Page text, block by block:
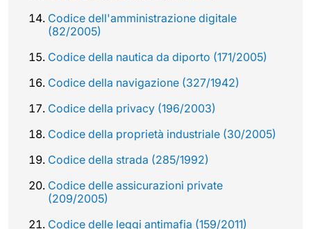
Codice dell'amministrazione digitale
(82/2005)
Codice della nautica da diporto (171/2005)
Codice della navigazione (327/1942)
Codice della privacy (196/2003)
Codice della proprietà industriale (30/2005)
Codice della strada (285/1992)
Codice delle assicurazioni private
(209/2005)
Codice delle leggi antimafia (159/2011)